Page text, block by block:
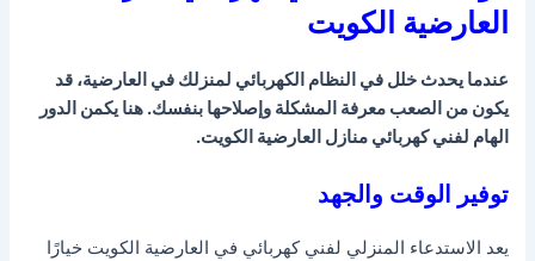
العارضية الكويت
عندما يحدث خلل في النظام الكهربائي لمنزلك في العارضية، قد
يكون من الصعب معرفة المشكلة وإصلاحها بنفسك. هنا يكمن الدور
الهام لفني كهربائي منازل العارضية الكويت.
توفير الوقت والجهد
يعد الاستدعاء المنزلي لفني كهربائي في العارضية الكويت خيارًا